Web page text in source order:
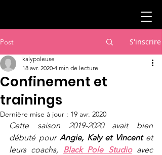
Post S'inscrire
Confinement et
trainings
kalypoleuse
18 avr. 2020 4 min de lecture
Dernière mise à jour : 19 avr. 2020
Cette saison 2019-2020 avait bien
débuté pour Angie, Kaly et Vincent et
leurs coachs, Black Pole Studio avec